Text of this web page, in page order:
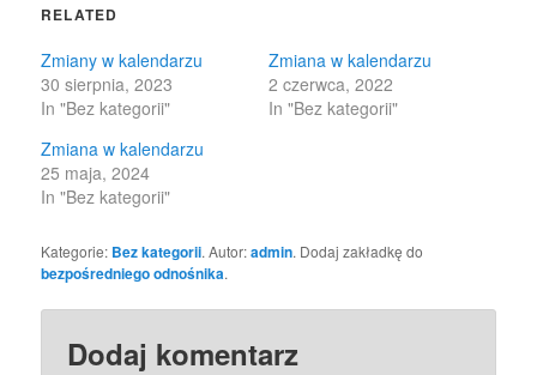
new
RELATED
Zmiany w kalendarzu
30 sierpnia, 2023
In "Bez kategorii"
Zmiana w kalendarzu
2 czerwca, 2022
In "Bez kategorii"
Zmiana w kalendarzu
25 maja, 2024
In "Bez kategorii"
Kategorie: Bez kategorii. Autor:admin. Dodaj zakładkę do
bezpośredniego odnośnika.
Dodaj komentarz